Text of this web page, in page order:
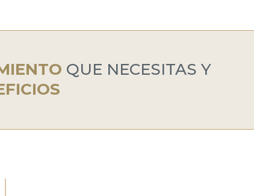
QUE NECESITAS Y